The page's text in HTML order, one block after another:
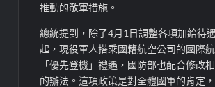
推動的敬軍措施。
總統提到，除了4月1日調整各項加給待
起，現役軍人搭乘國籍航空公司的國際
「優先登機」禮遇，國防部也配合修改
的辦法。這項政策是對全體國軍的肯定